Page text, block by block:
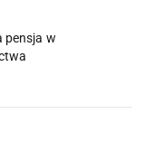
pensja w